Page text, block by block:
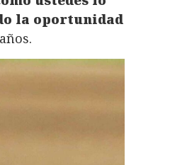
la oportunidad